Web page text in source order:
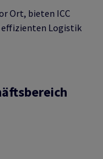
Ort, bieten ICC
Logistik